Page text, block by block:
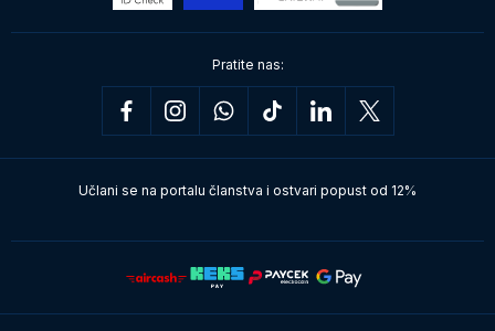
Pratite nas:
Učlani se na portalu članstva i ostvari popust od 12%